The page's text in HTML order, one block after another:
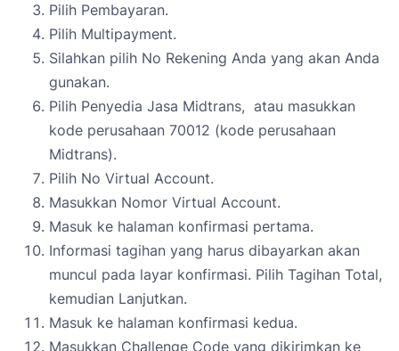
Pilih Pembayaran.
Pilih Multipayment.
Silahkan pilih No Rekening Anda yang akan Anda
gunakan.
Pilih Penyedia Jasa Midtrans, atau masukkan
kode perusahaan 70012 (kode perusahaan
Midtrans).
Pilih No Virtual Account.
Masukkan Nomor Virtual Account.
Masuk ke halaman konfirmasi pertama.
Informasi tagihan yang harus dibayarkan akan
muncul pada layar konfirmasi. Pilih Tagihan Total,
kemudian Lanjutkan.
Masuk ke halaman konfirmasi kedua.
Masukkan Challenge Code yang dikirimkan ke